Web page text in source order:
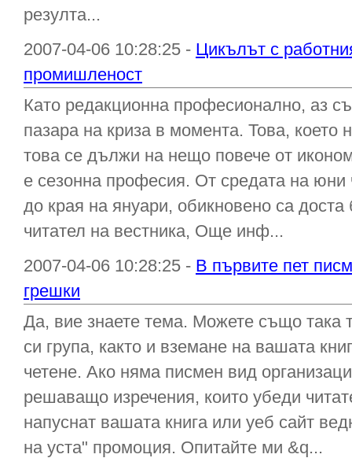
резулта...
2007-04-06 10:28:25 - Цикълът с
промишленост
Като редакционна професионално, аз
пазара на криза в момента. Това,
това се дължи на нещо повече от
е сезонна професия. От средата на юни
до края на януари, обикновено са
читател на вестника, Още инф...
2007-04-06 10:28:25 - В първите пет
грешки
Да, вие знаете тема. Можете също така
си група, както и вземане на вашата
четене. Ако няма писмен вид
решаващо изречения, които убеди
напуснат вашата книга или уеб сайт
на уста" промоция. Опитайте ми &q...